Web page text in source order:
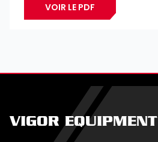
VOIR LE PDF
VIGOR EQUIPMENT